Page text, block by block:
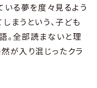
いる夢を度々見るよう
まうという、子ども
。全部読まないと理
が入り混じったクラ